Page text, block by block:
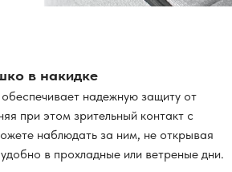
в накидке
надежную защиту от
при этом зрительный контакт с
наблюдать за ним, не открывая
в прохладные или ветреные дни.